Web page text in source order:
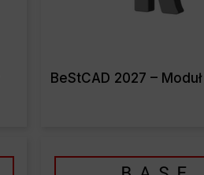
BeStCAD 2027 –